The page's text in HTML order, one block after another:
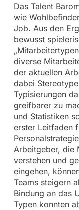
Das Talent
wie
Job. Aus den
bewusst
diverse
der aktuellen
dabei
Typisierungen
greifbarer zu
und Statistiken
erster Leitfaden
Arbeitgeber, die
verstehen und
eingehen,
Teams steigern
Bindung an das
Typen konnten